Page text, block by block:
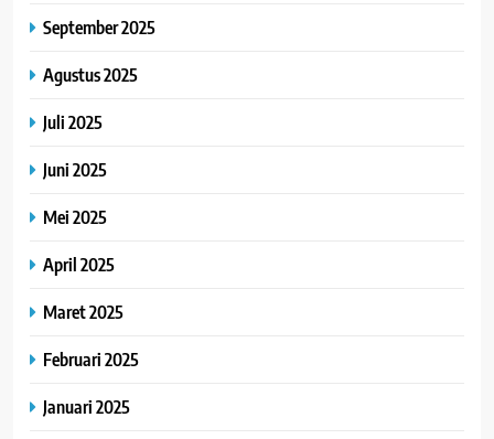
September 2025
Agustus 2025
Juli 2025
Juni 2025
Mei 2025
April 2025
Maret 2025
Februari 2025
Januari 2025